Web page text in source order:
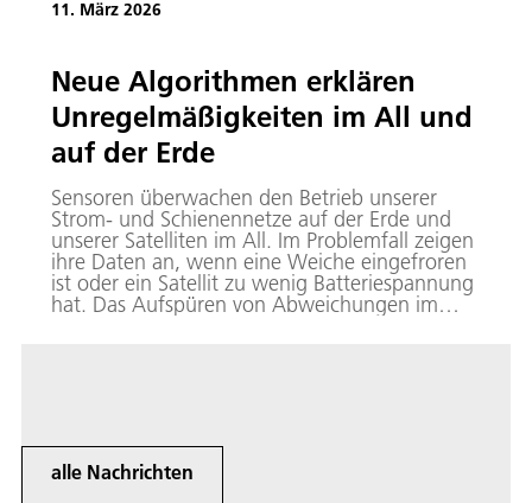
11. März 2026
Neue Algorithmen erklären
Unregelmäßigkeiten im All und
auf der Erde
Sensoren überwachen den Betrieb unserer
Strom- und Schienennetze auf der Erde und
unserer Satelliten im All. Im Problemfall zeigen
ihre Daten an, wenn eine Weiche eingefroren
ist oder ein Satellit zu wenig Batteriespannung
hat. Das Aufspüren von Abweichungen im
alle Nachrichten